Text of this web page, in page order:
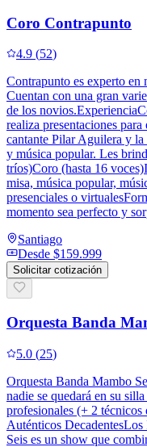
Coro Contrapunto
4.9 (52)
Contrapunto es experto en
Cuentan con una gran
de los
realiza presentaciones
cantante Pilar Aguilera y la
y música popular. Les
tríos)Coro (hasta 16
misa, música popular,
presenciales o
momento sea perfecto y
Santiago
Desde $159.999
Solicitar cotización
Orquesta Banda
5.0 (25)
Orquesta Banda Mambo
nadie se quedará en su
profesionales (+ 2
Auténticos
Seis es un show que